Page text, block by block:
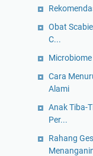
Obat
C...
Cara
Alami
Anak Tiba-
Per...
Rahang